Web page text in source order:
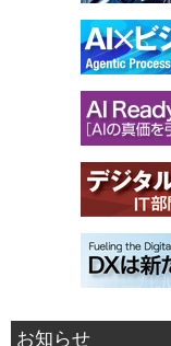
お知らせ